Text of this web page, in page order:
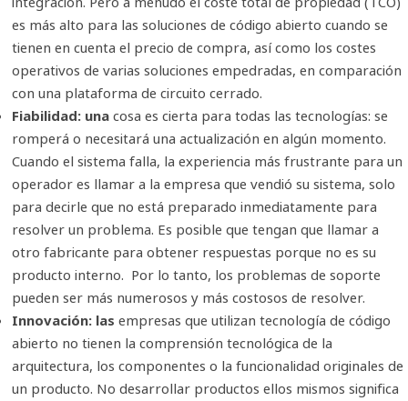
es más alto para las soluciones de código abierto cuando se
tienen en cuenta el precio de compra, así como los costes
operativos de varias soluciones empedradas, en comparación
con una plataforma de circuito cerrado.
Fiabilidad: unacosa es cierta para todas las tecnologías: se
romperá o necesitará una actualización en algún momento.
Cuando el sistema falla, la experiencia más frustrante para un
operador es llamar a la empresa que vendió su sistema, solo
para decirle que no está preparado inmediatamente para
resolver un problema. Es posible que tengan que llamar a
otro fabricante para obtener respuestas porque no es su
producto interno. Por lo tanto, los problemas de soporte
pueden ser más numerosos y más costosos de resolver.
Innovación: las empresas que utilizan tecnología de código
abierto no tienen la comprensión tecnológica de la
arquitectura, los componentes o la funcionalidad originales de
un producto. No desarrollar productos ellos mismos significa